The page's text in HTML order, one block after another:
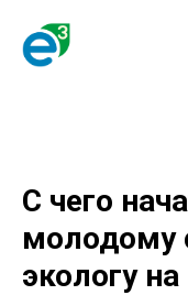
С чего
молодому
экологу